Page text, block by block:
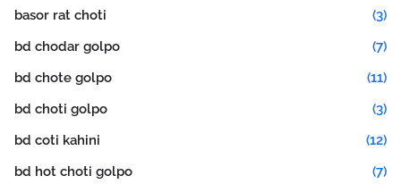
basor rat choti
(3)
bd chodar golpo
(7)
bd chote golpo
(11)
bd choti golpo
(3)
bd coti kahini
(12)
bd hot choti golpo
(7)